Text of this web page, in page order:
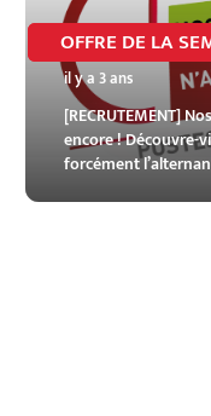
OFFRE DE LA
il y a 3 ans
[RECRUTEMENT]
encore ! Découvre-
forcément